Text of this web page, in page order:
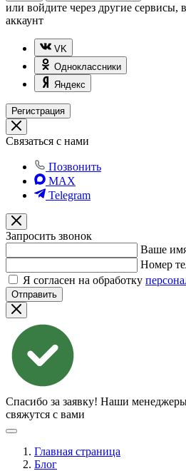
или войдите через другие
аккаунт
VK
Одноклассники
Яндекс
Регистрация
Связаться с нами
Позвонить
MAX
Telegram
Запросить звонок
Ваше
Номер
Я согласен на обработку
Отправить
Спасибо за заявку! Наши
свяжутся с вами
Главная страница
Блог